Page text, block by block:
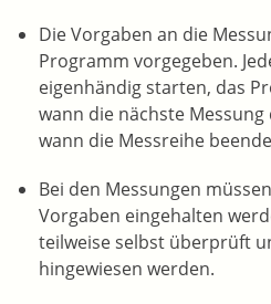
Die Vorgaben an die
Programm vorgegeben.
eigenhändig starten, das
wann die nächste
wann die Messreihe
Bei den Messungen
Vorgaben eingehalten
teilweise selbst überprüft
hingewiesen werden.